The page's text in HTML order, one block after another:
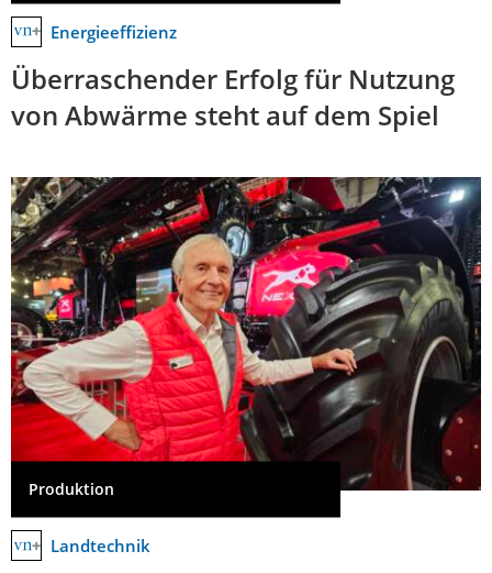
Energieeffizienz
Überraschender Erfolg für Nutzung
von Abwärme steht auf dem Spiel
Produktion
Landtechnik